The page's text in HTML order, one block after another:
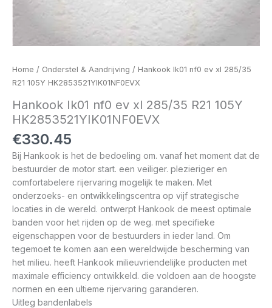
Home / Onderstel & Aandrijving / Hankook Ik01 nf0 ev xl 285/35
R21 105Y HK2853521YIK01NF0EVX
Hankook Ik01 nf0 ev xl 285/35 R21 105Y
HK2853521YIK01NF0EVX
€330.45
Bij Hankook is het de bedoeling om. vanaf het moment dat de
bestuurder de motor start. een veiliger. plezieriger en
comfortabelere rijervaring mogelijk te maken. Met
onderzoeks- en ontwikkelingscentra op vijf strategische
locaties in de wereld. ontwerpt Hankook de meest optimale
banden voor het rijden op de weg. met specifieke
eigenschappen voor de bestuurders in ieder land. Om
tegemoet te komen aan een wereldwijde bescherming van
het milieu. heeft Hankook milieuvriendelijke producten met
maximale efficiency ontwikkeld. die voldoen aan de hoogste
normen en een ultieme rijervaring garanderen.
Uitleg bandenlabels